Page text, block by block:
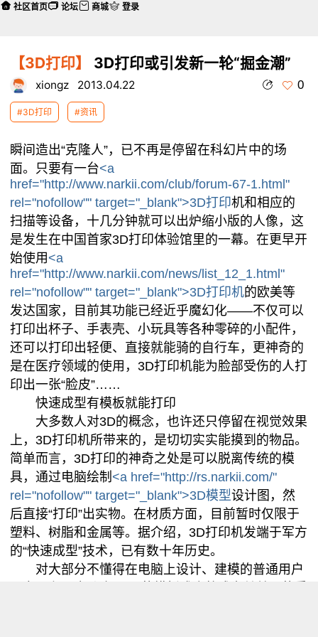
【3D打印】 3D打印或引发新一轮“掘金潮”
xiongz 2013.04.22 0
#3D打印 #资讯
瞬间造出“克隆人”，已不再是停留在科幻片中的场
面。只要有一台<a
href="http://www.narkii.com/club/forum-67-1.html"
rel="nofollow"" target="_blank">3D打印机和相应的
扫描等设备，十几分钟就可以出炉缩小版的人像，这
是发生在中国首家3D打印体验馆里的一幕。在更早开
始使用 <a
href="http://www.narkii.com/news/list_12_1.html"
rel="nofollow"" target="_blank">3D打印机的欧美等
发达国家，目前其功能已经近乎魔幻化——不仅可以
打印出杯子、手表壳、小玩具等各种零碎的小配件，
还可以打印出轻便、直接就能骑的自行车，更神奇的
是在医疗领域的使用，3D打印机能为脸部受伤的人打
印出一张“脸皮”……
快速成型有模板就能打印
大多数人对3D的概念，也许还只停留在视觉效果
上，3D打印机所带来的，是切切实实能摸到的物品。
简单而言，3D打印的神奇之处是可以脱离传统的模
具，通过电脑绘制 <a href="http://rs.narkii.com/"
rel="nofollow"" target="_blank">3D模型设计图，然
后直接“打印”出实物。在材质方面，目前暂时仅限于
塑料、树脂和金属等。据介绍，3D打印机发端于军方
的“快速成型”技术，已有数十年历史。
对大部分不懂得在电脑上设计、建模的普通用户
社区首页 论坛 商城 登录